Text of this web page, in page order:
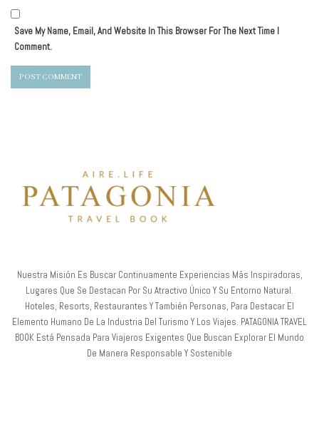
Save My Name, Email, And Website In This Browser For The Next Time I
Comment.
Nuestra Misión Es Buscar Continuamente Experiencias Más Inspiradoras,
Lugares Que Se Destacan Por Su Atractivo Único Y Su Entorno Natural.
Hoteles, Resorts, Restaurantes Y También Personas, Para Destacar El
Elemento Humano De La Industria Del Turismo Y Los Viajes. PATAGONIA TRAVEL
BOOK Está Pensada Para Viajeros Exigentes Que Buscan Explorar El Mundo
De Manera Responsable Y Sostenible